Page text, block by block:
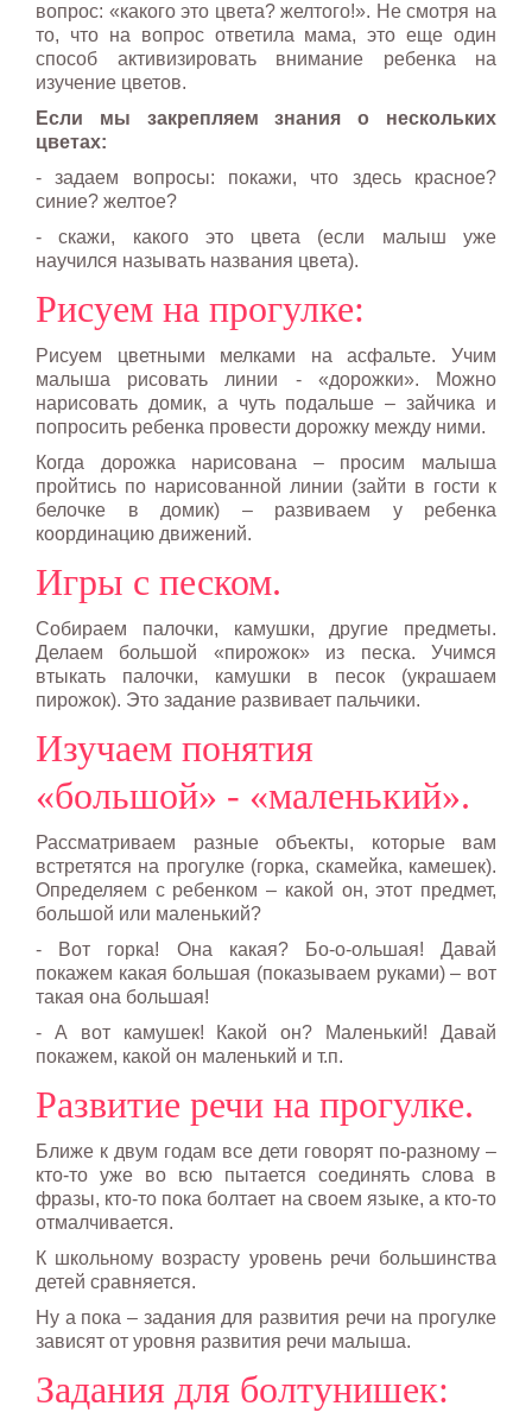
вопрос: «какого это цвета? желтого!». Не смотря на
то, что на вопрос ответила мама, это еще один
способ активизировать внимание ребенка на
изучение цветов.
Если мы закрепляем знания о нескольких
цветах:
- задаем вопросы: покажи, что здесь красное?
синие? желтое?
- скажи, какого это цвета (если малыш уже
научился называть названия цвета).
Рисуем на прогулке:
Рисуем цветными мелками на асфальте. Учим
малыша рисовать линии - «дорожки». Можно
нарисовать домик, а чуть подальше – зайчика и
попросить ребенка провести дорожку между ними.
Когда дорожка нарисована – просим малыша
пройтись по нарисованной линии (зайти в гости к
белочке в домик) – развиваем у ребенка
координацию движений.
Игры с песком.
Собираем палочки, камушки, другие предметы.
Делаем большой «пирожок» из песка. Учимся
втыкать палочки, камушки в песок (украшаем
пирожок). Это задание развивает пальчики.
Изучаем понятия
«большой» - «маленький».
Рассматриваем разные объекты, которые вам
встретятся на прогулке (горка, скамейка, камешек).
Определяем с ребенком – какой он, этот предмет,
большой или маленький?
- Вот горка! Она какая? Бо-о-ольшая! Давай
покажем какая большая (показываем руками) – вот
такая она большая!
- А вот камушек! Какой он? Маленький! Давай
покажем, какой он маленький и т.п.
Развитие речи на прогулке.
Ближе к двум годам все дети говорят по-разному –
кто-то уже во всю пытается соединять слова в
фразы, кто-то пока болтает на своем языке, а кто-то
отмалчивается.
К школьному возрасту уровень речи большинства
детей сравняется.
Ну а пока – задания для развития речи на прогулке
зависят от уровня развития речи малыша.
Задания для болтунишек: